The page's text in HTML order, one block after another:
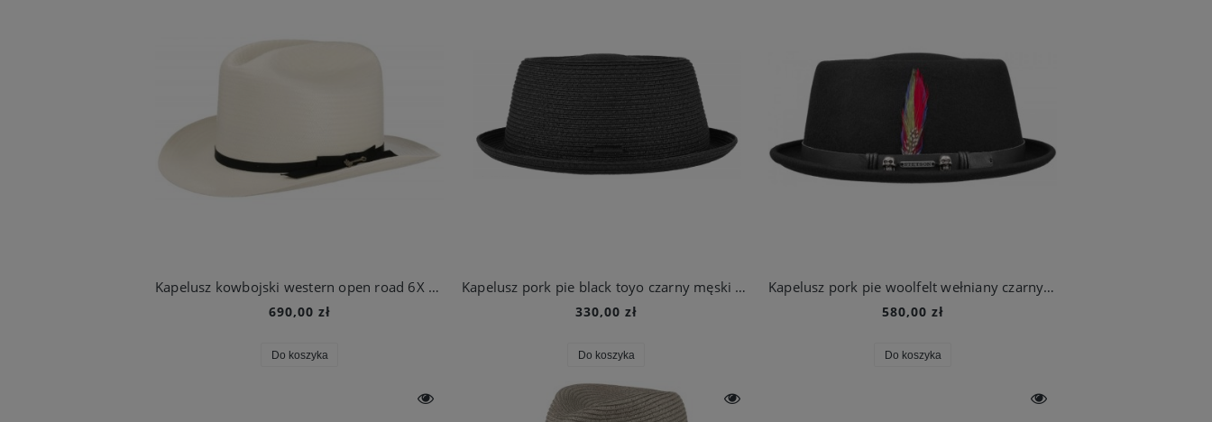
Kapelusz kowbojski western open road 6X męski | Stetson
690,00 zł
Do koszyka
Kapelusz pork pie black toyo czarny męski | Stetson
330,00 zł
Do koszyka
Kapelusz pork pie woolfelt wełniany czarny męski | Stetson
580,00 zł
Do koszyka